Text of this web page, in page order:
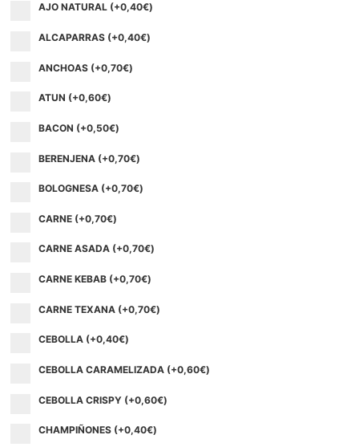
AJO NATURAL (+0,40€)
ALCAPARRAS (+0,40€)
ANCHOAS (+0,70€)
ATUN (+0,60€)
BACON (+0,50€)
BERENJENA (+0,70€)
BOLOGNESA (+0,70€)
CARNE (+0,70€)
CARNE ASADA (+0,70€)
CARNE KEBAB (+0,70€)
CARNE TEXANA (+0,70€)
CEBOLLA (+0,40€)
CEBOLLA CARAMELIZADA (+0,60€)
CEBOLLA CRISPY (+0,60€)
CHAMPIÑONES (+0,40€)